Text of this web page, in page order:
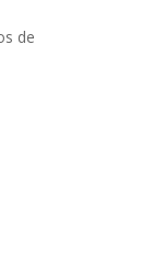
de